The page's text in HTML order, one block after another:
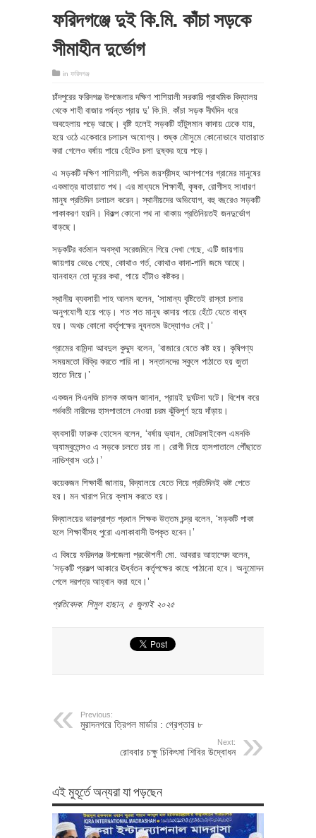
ফরিদগঞ্জে দুই কি.মি. কাঁচা সড়কে
সীমাহীন দুর্ভোগ
in ফরিদগঞ্জ
চাঁদপুরের ফরিদগঞ্জ উপজেলার দক্ষিণ শাশিয়ালী সরকারি প্রাথমিক বিদ্যালয়
থেকে শাহী বাজার পর্যন্ত প্রায় দু’ কি.মি. কাঁচা সড়ক দীর্ঘদিন ধরে
অবহেলায় পড়ে আছে। বৃষ্টি হলেই সড়কটি হাঁটুসমান কাদায় ঢেকে যায়,
হয়ে ওঠে একেবারে চলাচল অযোগ্য। শুষ্ক মৌসুমে কোনোভাবে যাতায়াত
করা গেলেও বর্ষায় পায়ে হেঁটেও চলা দুষ্কর হয়ে পড়ে।
এ সড়কটি দক্ষিণ শাশিয়ালী, পশ্চিম জয়শ্রীসহ আশপাশের গ্রামের মানুষের
একমাত্র যাতায়াত পথ। এর মাধ্যমে শিক্ষার্থী, কৃষক, রোগীসহ সাধারণ
মানুষ প্রতিদিন চলাচল করেন। স্থানীয়দের অভিযোগ, বহু বছরেও সড়কটি
পাকাকরণ হয়নি। বিকল্প কোনো পথ না থাকায় প্রতিনিয়তই জনদুর্ভোগ
বাড়ছে।
সড়কটির বর্তমান অবস্থা সরেজমিনে গিয়ে দেখা গেছে, এটি জায়গায়
জায়গায় ভেঙে গেছে, কোথাও গর্ত, কোথাও কাদা-পানি জমে আছে।
যানবাহন তো দূরের কথা, পায়ে হাঁটাও কষ্টকর।
স্থানীয় ব্যবসায়ী শাহ আলম বলেন, ‘সামান্য বৃষ্টিতেই রাস্তা চলার
অনুপযোগী হয়ে পড়ে। শত শত মানুষ কাদায় পায়ে হেঁটে যেতে বাধ্য
হয়। অথচ কোনো কর্তৃপক্ষের ন্যূনতম উদ্যোগও নেই।’
গ্রামের বাসিন্দা আবদুল কুদ্দুস বলেন, ‘বাজারে যেতে কষ্ট হয়। কৃষিপণ্য
সময়মতো বিক্রি করতে পারি না। সন্তানদের স্কুলে পাঠাতে হয় জুতা
হাতে নিয়ে।’
একজন সিএনজি চালক কাজল জানান, প্রায়ই দুর্ঘটনা ঘটে। বিশেষ করে
গর্ভবতী নারীদের হাসপাতালে নেওয়া চরম ঝুঁকিপূর্ণ হয়ে দাঁড়ায়।
ব্যবসায়ী ফারুক হোসেন বলেন, ‘বর্ষায় ভ্যান, মোটরসাইকেল এমনকি
অ্যাম্বুলেন্সও এ সড়কে চলতে চায় না। রোগী নিয়ে হাসপাতালে পৌঁছাতে
নাভিশ্বাস ওঠে।’
কয়েকজন শিক্ষার্থী জানায়, বিদ্যালয়ে যেতে গিয়ে প্রতিদিনই কষ্ট পেতে
হয়। মন খারাপ নিয়ে ক্লাস করতে হয়।
বিদ্যালয়ের ভারপ্রাপ্ত প্রধান শিক্ষক উত্তম চন্দ্র বলেন, ‘সড়কটি পাকা
হলে শিক্ষার্থীসহ পুরো এলাকাবাসী উপকৃত হবেন।’
এ বিষয়ে ফরিদগঞ্জ উপজেলা প্রকৌশলী মো. আবরার আহাম্মেদ বলেন,
‘সড়কটি প্রকল্প আকারে ঊর্ধ্বতন কর্তৃপক্ষের কাছে পাঠানো হবে। অনুমোদন
পেলে দরপত্র আহ্বান করা হবে।’
প্রতিবেদক: শিমুল হাছান, ৫ জুলাই ২০২৫
Previous:
মুরাদনগরে ত্রিপল মার্ডার : গ্রেপ্তার ৮
Next:
রোববার চক্ষু চিকিৎসা শিবির উদ্বোধন
এই মুহূর্তে অন্যরা যা পড়ছেন